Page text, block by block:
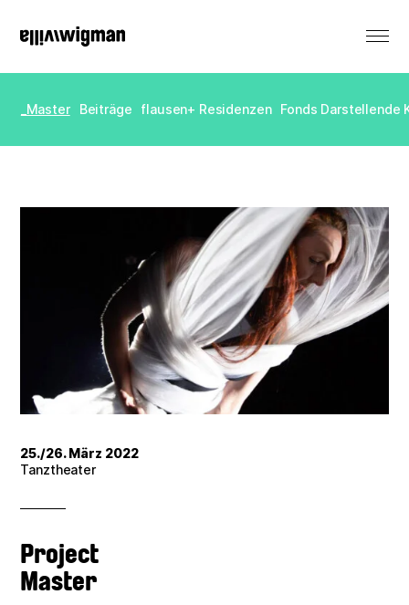
EN
Denkmal
Veranstaltungen
Produktionen
Datenschutz
_Master Beiträge flausen+ Residenzen Fonds Darstellende
25./26. März 2022
Tanztheater
Project
Master